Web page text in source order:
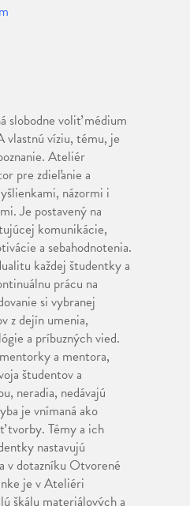
slobodne voliť médium
vlastnú víziu, tému, je
Ateliér
pre zdieľanie a
názormi i
Je postavený na
komunikácie,
a sebahodnotenia.
každej študentky a
prácu na
si vybranej
z dejín umenia,
a príbuzných vied.
a mentora,
študentov a
neradia, nedávajú
je vnímaná ako
tvorby. Témy a ich
nastavujú
v dotazníku Otvorené
je v Ateliéri
škálu materiálových a